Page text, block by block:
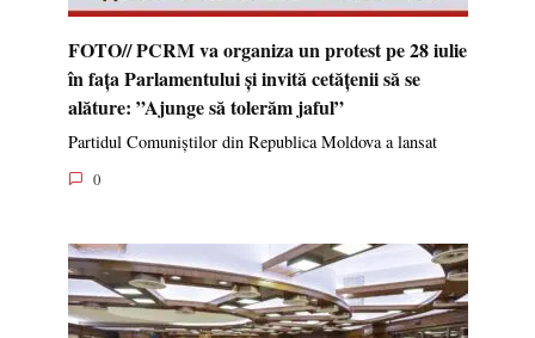
FOTO// PCRM va organiza un protest pe 28 iulie
în fața Parlamentului și invită cetățenii să se
alăture: ”Ajunge să tolerăm jaful”
Partidul Comuniștilor din Republica Moldova a lansat
0